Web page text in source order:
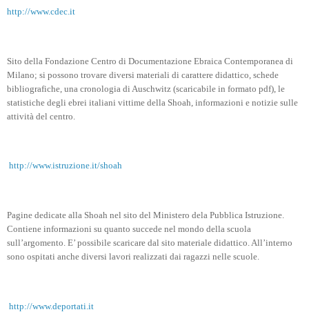
http://www.cdec.it
Sito della Fondazione Centro di Documentazione Ebraica Contemporanea di
Milano; si possono trovare diversi materiali di carattere didattico, schede
bibliografiche, una cronologia di Auschwitz (scaricabile in formato pdf), le
statistiche degli ebrei italiani vittime della Shoah, informazioni e notizie sulle
attività del centro.
http://www.istruzione.it/shoah
Pagine dedicate alla Shoah nel sito del Ministero dela Pubblica Istruzione.
Contiene informazioni su quanto succede nel mondo della scuola
sull’argomento. E’ possibile scaricare dal sito materiale didattico. All’interno
sono ospitati anche diversi lavori realizzati dai ragazzi nelle scuole.
http://www.deportati.it